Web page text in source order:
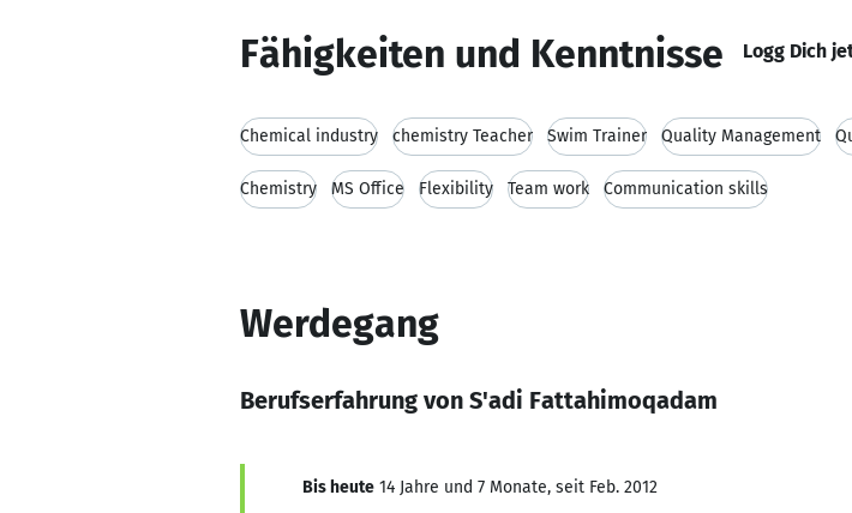
Fähigkeiten und Kenntnisse Logg Dich
Chemical industry chemistry Teacher Swim Trainer Quality Management
Chemistry MS Office Flexibility Team work Communication skills
Werdegang
Berufserfahrung von S'adi Fattahimoqadam
Bis heute 14 Jahre und 7 Monate, seit Feb. 2012